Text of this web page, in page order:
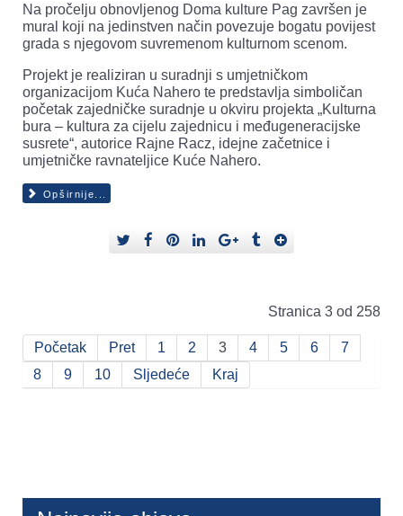
Na pročelju obnovljenog Doma kulture Pag završen je
mural koji na jedinstven način povezuje bogatu povijest
grada s njegovom suvremenom kulturnom scenom.
Projekt je realiziran u suradnji s umjetničkom
organizacijom Kuća Nahero te predstavlja simboličan
početak zajedničke suradnje u okviru projekta „Kulturna
bura – kultura za cijelu zajednicu i međugeneracijske
susrete“, autorice Rajne Racz, idejne začetnice i
umjetničke ravnateljice Kuće Nahero.
Opširnije...
Stranica 3 od 258
Početak Pret 1 2 3 4 5 6
7
8
9 10 Sljedeće Kraj